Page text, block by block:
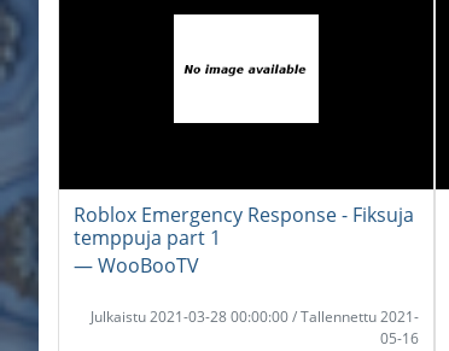
Roblox Emergency Response - Fiksuja
temppuja part 1
― WooBooTV
Julkaistu 2021-03-28 00:00:00 / Tallennettu 2021-
05-16